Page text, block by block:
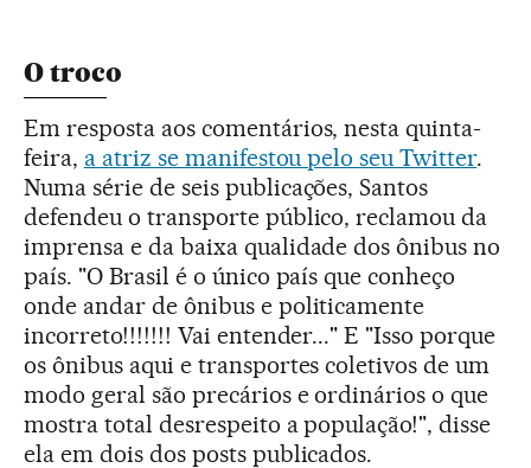
O troco
Em resposta aos comentários, nesta quinta-
feira, a atriz se manifestou pelo seu Twitter.
Numa série de seis publicações, Santos
defendeu o transporte público, reclamou da
imprensa e da baixa qualidade dos ônibus no
país. "O Brasil é o único país que conheço
onde andar de ônibus e politicamente
incorreto!!!!!!! Vai entender..." E "Isso porque
os ônibus aqui e transportes coletivos de um
modo geral são precários e ordinários o que
mostra total desrespeito a população!", disse
ela em dois dos posts publicados.